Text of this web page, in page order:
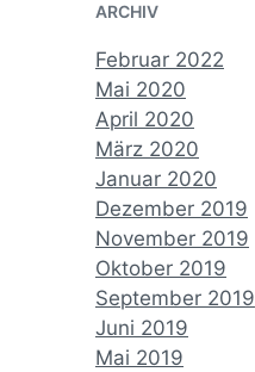
ARCHIV
Februar 2022
Mai 2020
April 2020
März 2020
Januar 2020
Dezember 2019
November 2019
Oktober 2019
September 2019
Juni 2019
Mai 2019